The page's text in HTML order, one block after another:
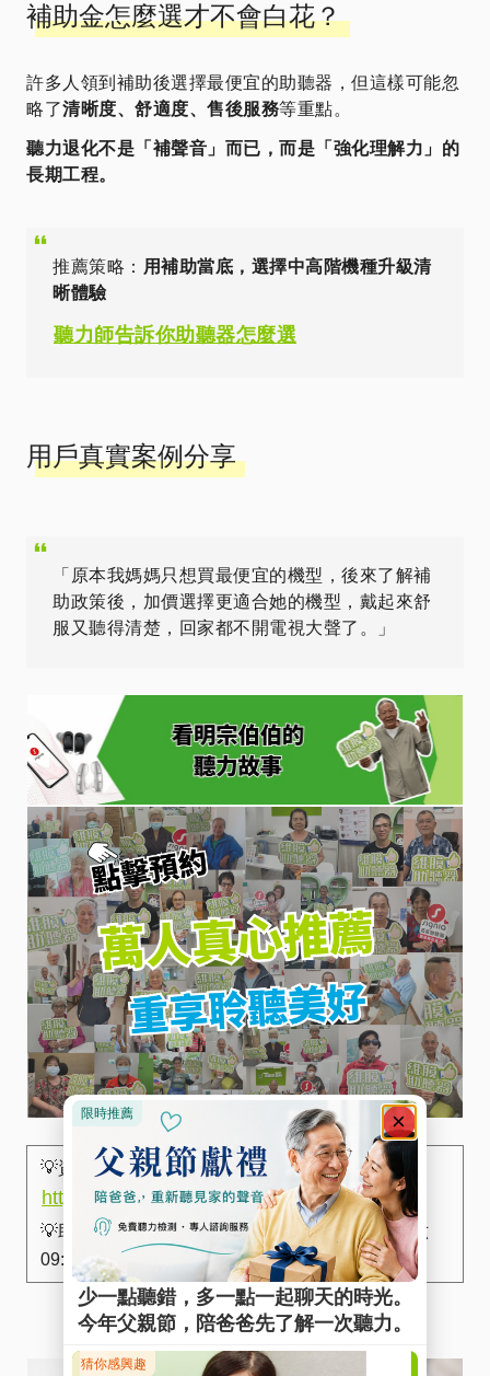
補助金怎麼選才不會白花？
許多人領到補助後選擇最便宜的助聽器，但這樣可能忽
略了清晰度、舒適度、售後服務等重點。
聽力退化不是「補聲音」而已，而是「強化理解力」的
長期工程。
推薦策略： 用補助當底，選擇中高階機種升級清
晰體驗
聽力師告訴你助聽器怎麼選
用戶真實案例分享
「原本我媽媽只想買最便宜的機型，後來了解補
助政策後，加價選擇更適合她的機型，戴起來舒
服又聽得清楚，回家都不開電視大聲了。」
💡資訊太多不想看？ 加入官方LINE專人解答 ▶︎
https://lin.ee/QNYr2QZ
💡助聽器補助專線 ▶︎0800-580-731(週一至周六
09:00~12:00 13:30~18:00)